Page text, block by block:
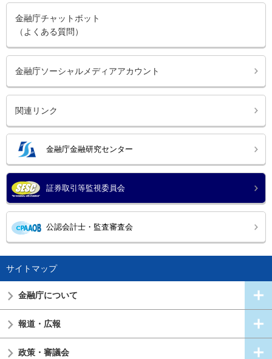
金融庁チャットボット
（よくある質問）
金融庁ソーシャルメディアアカウント
関連リンク
金融庁金融研究センター
証券取引等監視委員会
公認会計士・監査審査会
サイトマップ
金融庁について
報道・広報
政策・審議会